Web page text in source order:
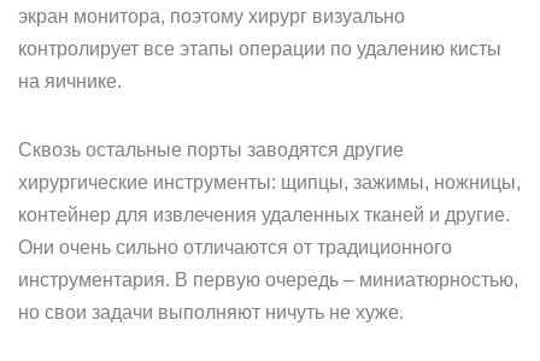
экран монитора, поэтому хирург визуально
контролирует все этапы операции по удалению кисты
на яичнике.
Сквозь остальные порты заводятся другие
хирургические инструменты: щипцы, зажимы, ножницы,
контейнер для извлечения удаленных тканей и другие.
Они очень сильно отличаются от традиционного
инструментария. В первую очередь – миниатюрностью,
но свои задачи выполняют ничуть не хуже.